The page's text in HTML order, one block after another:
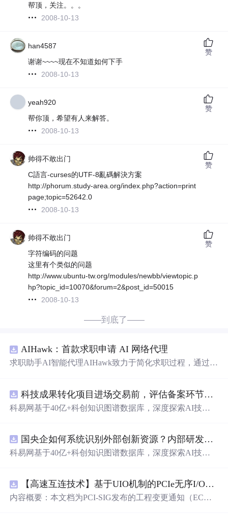
帮顶，关注。。。
2008-10-13
han4587
谢谢~~~~现在不知道如何下手
2008-10-13
赞
yeah920
帮你顶，希望有人来解答。
2008-10-13
赞
帅得不敢出门
C語言-curses的UTF-8亂碼解決方案
http://phorum.study-area.org/index.php?action=print
page;topic=52642.0
2008-10-13
赞
帅得不敢出门
字符编码的问题
这里有个类似的问题
http://www.ubuntu-tw.org/modules/newbb/viewtopic.p
hp?topic_id=10070&forum=2&post_id=50015
2008-10-13
赞
——到底了——
AIHawk：首款求职申请 AI 网络代理
求职助手AI智能代理AIHawk致力于简化求职过程，通过自
科技成果转化项目进场交易前，评估备案环节需要准备哪些材料？.docx
科易网基于40亿+科创知识图谱数据库，深度探索AI技术
新领域的AI+数智化解决方案，推动科技创新与产业创新
智能化发展。
国央企如何系统识别外部创新资源？内部研发体系完善，但对外部高校、中小科技企业技术能力缺乏动态认知。.docx
科易网基于40亿+科创知识图谱数据库，深度探索AI技术
新领域的AI+数智化解决方案，推动科技创新与产业创新
智能化发展。
【高速互连技术】基于UIO机制的PCIe无序I/O扩展：多路径架构下内存请求的高性能传输与排序控制方案设计
内容概要：本文档为PCI-SIG发布的工程变更通知（EC